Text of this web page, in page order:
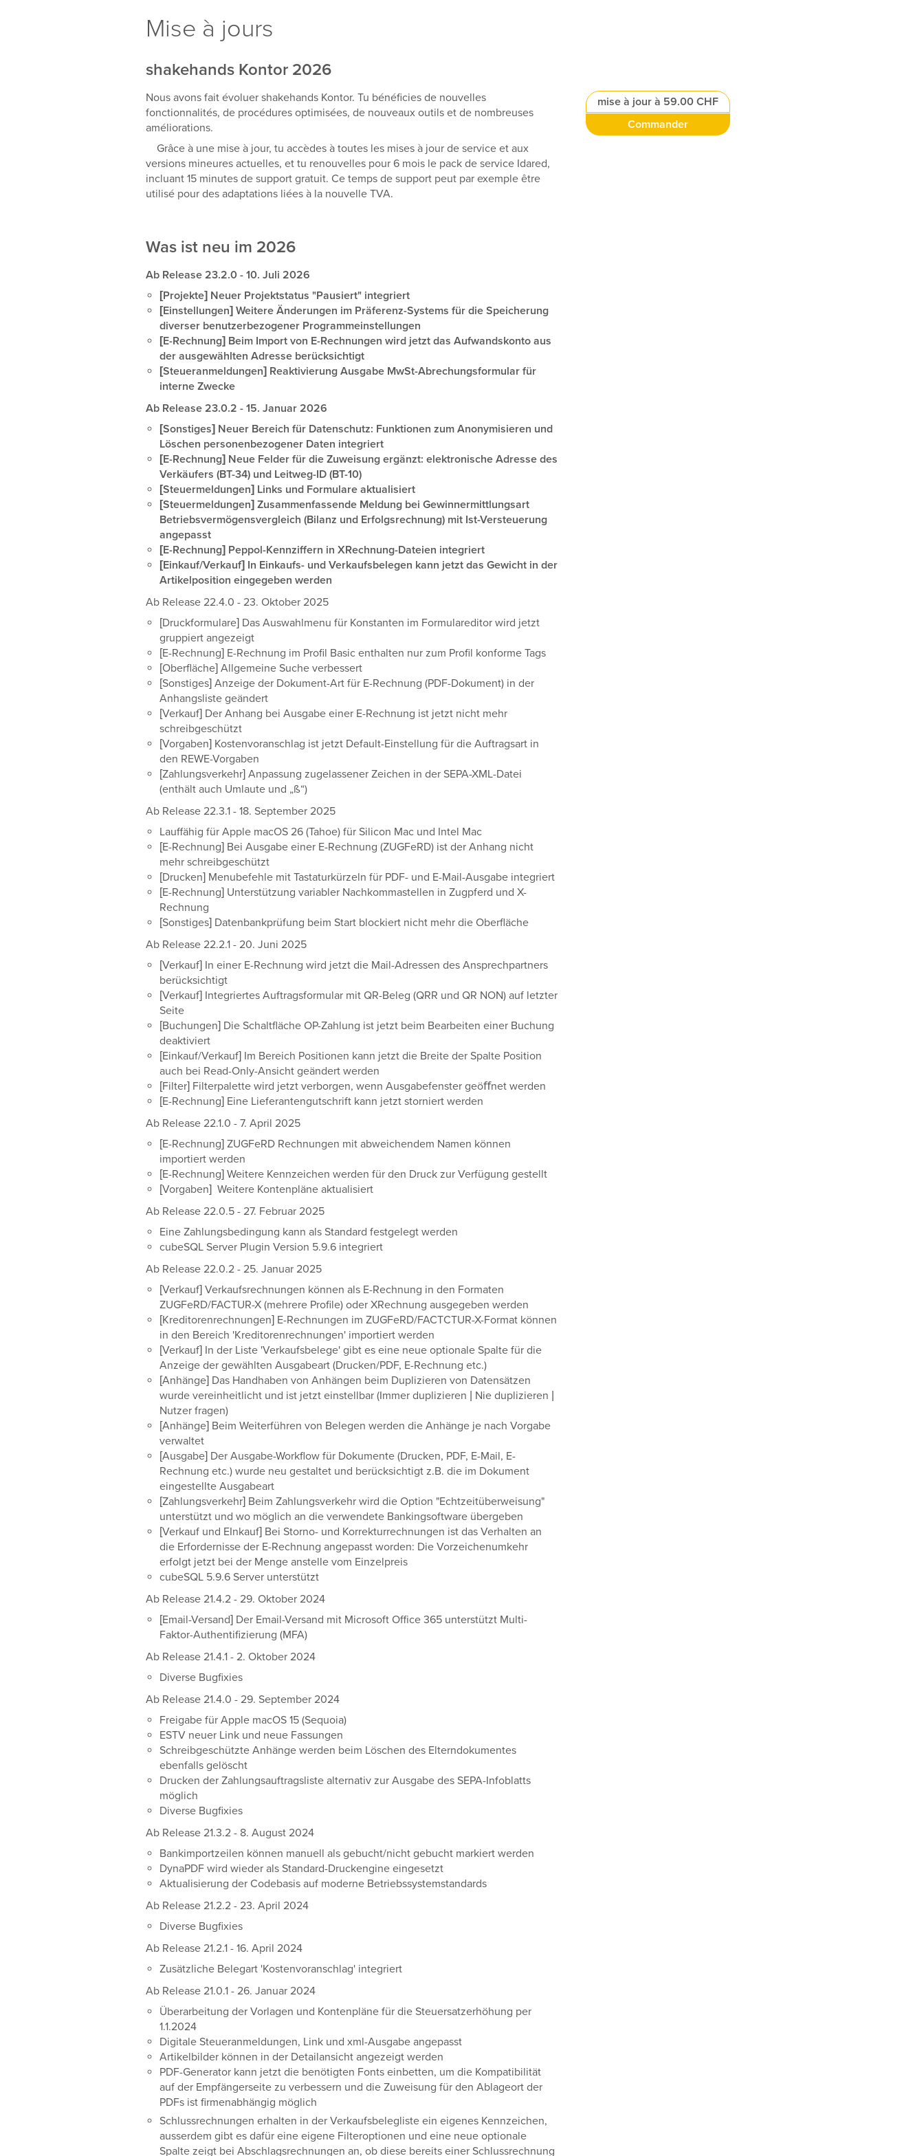
Mise à jours
shakehands Kontor 2026
Nous avons fait évoluer shakehands Kontor. Tu bénéficies de nouvelles
fonctionnalités, de procédures optimisées, de nouveaux outils et de nombreuses
améliorations.
Grâce à une mise à jour, tu accèdes à toutes les mises à jour de service et aux
versions mineures actuelles, et tu renouvelles pour 6 mois le pack de service Idared,
incluant 15 minutes de support gratuit. Ce temps de support peut par exemple être
utilisé pour des adaptations liées à la nouvelle TVA.
Was ist neu im 2026
Ab Release 23.2.0 - 10. Juli 2026
[Projekte] Neuer Projektstatus "Pausiert" integriert
[Einstellungen] Weitere Änderungen im Präferenz-Systems für die Speicherung
diverser benutzerbezogener Programmeinstellungen
[E-Rechnung] Beim Import von E-Rechnungen wird jetzt das Aufwandskonto aus
der ausgewählten Adresse berücksichtigt
[Steueranmeldungen] Reaktivierung Ausgabe MwSt-Abrechungsformular für
interne Zwecke
Ab Release 23.0.2 - 15. Januar 2026
[Sonstiges] Neuer Bereich für Datenschutz: Funktionen zum Anonymisieren und
Löschen personenbezogener Daten integriert
[E-Rechnung] Neue Felder für die Zuweisung ergänzt: elektronische Adresse des
Verkäufers (BT-34) und Leitweg-ID (BT-10)
[Steuermeldungen] Links und Formulare aktualisiert
[Steuermeldungen] Zusammenfassende Meldung bei Gewinnermittlungsart
Betriebsvermögensvergleich (Bilanz und Erfolgsrechnung) mit Ist-Versteuerung
angepasst
[E-Rechnung] Peppol-Kennziffern in XRechnung-Dateien integriert
[Einkauf/Verkauf] In Einkaufs- und Verkaufsbelegen kann jetzt das Gewicht in der
Artikelposition eingegeben werden
Ab Release 22.4.0 - 23. Oktober 2025
[Druckformulare] Das Auswahlmenu für Konstanten im Formulareditor wird jetzt
gruppiert angezeigt
[E-Rechnung] E-Rechnung im Profil Basic enthalten nur zum Profil konforme Tags
[Oberfläche] Allgemeine Suche verbessert
[Sonstiges] Anzeige der Dokument-Art für E-Rechnung (PDF-Dokument) in der
Anhangsliste geändert
[Verkauf] Der Anhang bei Ausgabe einer E-Rechnung ist jetzt nicht mehr
schreibgeschützt
[Vorgaben] Kostenvoranschlag ist jetzt Default-Einstellung für die Auftragsart in
den REWE-Vorgaben
[Zahlungsverkehr] Anpassung zugelassener Zeichen in der SEPA-XML-Datei
(enthält auch Umlaute und „ß“)
Ab Release 22.3.1 - 18. September 2025
Lauffähig für Apple macOS 26 (Tahoe) für Silicon Mac und Intel Mac
[E-Rechnung] Bei Ausgabe einer E-Rechnung (ZUGFeRD) ist der Anhang nicht
mehr schreibgeschützt
[Drucken] Menubefehle mit Tastaturkürzeln für PDF- und E-Mail-Ausgabe integriert
[E-Rechnung] Unterstützung variabler Nachkommastellen in Zugpferd und X-
Rechnung
[Sonstiges] Datenbankprüfung beim Start blockiert nicht mehr die Oberfläche
Ab Release 22.2.1 - 20. Juni 2025
[Verkauf] In einer E-Rechnung wird jetzt die Mail-Adressen des Ansprechpartners
berücksichtigt
[Verkauf] Integriertes Auftragsformular mit QR-Beleg (QRR und QR NON) auf letzter
Seite
[Buchungen] Die Schaltfläche OP-Zahlung ist jetzt beim Bearbeiten einer Buchung
deaktiviert
[Einkauf/Verkauf] Im Bereich Positionen kann jetzt die Breite der Spalte Position
auch bei Read-Only-Ansicht geändert werden
[Filter] Filterpalette wird jetzt verborgen, wenn Ausgabefenster geöﬀnet werden
[E-Rechnung] Eine Lieferantengutschrift kann jetzt storniert werden
Ab Release 22.1.0 - 7. April 2025
[E-Rechnung] ZUGFeRD Rechnungen mit abweichendem Namen können
importiert werden
[E-Rechnung] Weitere Kennzeichen werden für den Druck zur Verfügung gestellt
[Vorgaben] Weitere Kontenpläne aktualisiert
Ab Release 22.0.5 - 27. Februar 2025
Eine Zahlungsbedingung kann als Standard festgelegt werden
cubeSQL Server Plugin Version 5.9.6 integriert
Ab Release 22.0.2 - 25. Januar 2025
[Verkauf] Verkaufsrechnungen können als E-Rechnung in den Formaten
ZUGFeRD/FACTUR-X (mehrere Profile) oder XRechnung ausgegeben werden
[Kreditorenrechnungen] E-Rechnungen im ZUGFeRD/FACTCTUR-X-Format können
in den Bereich 'Kreditorenrechnungen' importiert werden
[Verkauf] In der Liste 'Verkaufsbelege' gibt es eine neue optionale Spalte für die
Anzeige der gewählten Ausgabeart (Drucken/PDF, E-Rechnung etc.)
[Anhänge] Das Handhaben von Anhängen beim Duplizieren von Datensätzen
wurde vereinheitlicht und ist jetzt einstellbar (Immer duplizieren | Nie duplizieren |
Nutzer fragen)
[Anhänge] Beim Weiterführen von Belegen werden die Anhänge je nach Vorgabe
verwaltet
[Ausgabe] Der Ausgabe-Workflow für Dokumente (Drucken, PDF, E-Mail, E-
Rechnung etc.) wurde neu gestaltet und berücksichtigt z.B. die im Dokument
eingestellte Ausgabeart
[Zahlungsverkehr] Beim Zahlungsverkehr wird die Option "Echtzeitüberweisung"
unterstützt und wo möglich an die verwendete Bankingsoftware übergeben
[Verkauf und EInkauf] Bei Storno- und Korrekturrechnungen ist das Verhalten an
die Erfordernisse der E-Rechnung angepasst worden: Die Vorzeichenumkehr
erfolgt jetzt bei der Menge anstelle vom Einzelpreis
cubeSQL 5.9.6 Server unterstützt
Ab Release 21.4.2 - 29. Oktober 2024
[Email-Versand] Der Email-Versand mit Microsoft Office 365 unterstützt Multi-
Faktor-Authentifizierung (MFA)
Ab Release 21.4.1 - 2. Oktober 2024
Diverse Bugfixies
Ab Release 21.4.0 - 29. September 2024
Freigabe für Apple macOS 15 (Sequoia)
ESTV neuer Link und neue Fassungen
Schreibgeschützte Anhänge werden beim Löschen des Elterndokumentes
ebenfalls gelöscht
Drucken der Zahlungsauftragsliste alternativ zur Ausgabe des SEPA-Infoblatts
möglich
Diverse Bugfixies
Ab Release 21.3.2 - 8. August 2024
Bankimportzeilen können manuell als gebucht/nicht gebucht markiert werden
DynaPDF wird wieder als Standard-Druckengine eingesetzt
Aktualisierung der Codebasis auf moderne Betriebssystemstandards
Ab Release 21.2.2 - 23. April 2024
Diverse Bugfixies
Ab Release 21.2.1 - 16. April 2024
Zusätzliche Belegart 'Kostenvoranschlag' integriert
Ab Release 21.0.1 - 26. Januar 2024
Überarbeitung der Vorlagen und Kontenpläne für die Steuersatzerhöhung per
1.1.2024
Digitale Steueranmeldungen, Link und xml-Ausgabe angepasst
Artikelbilder können in der Detailansicht angezeigt werden
PDF-Generator kann jetzt die benötigten Fonts einbetten, um die Kompatibilität
auf der Empfängerseite zu verbessern und die Zuweisung für den Ablageort der
PDFs ist firmenabhängig möglich
Schlussrechnungen erhalten in der Verkaufsbelegliste ein eigenes Kennzeichen,
ausserdem gibt es dafür eine eigene Filteroptionen und eine neue optionale
Spalte zeigt bei Abschlagsrechnungen an, ob diese bereits einer Schlussrechnung
mise à jour à 59.00 CHF
Commander